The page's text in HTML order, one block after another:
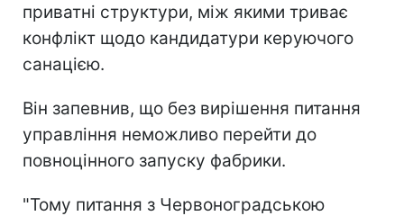
приватні структури, між якими триває
конфлікт щодо кандидатури керуючого
санацією.
Він запевнив, що без вирішення питання
управління неможливо перейти до
повноцінного запуску фабрики.
"Тому питання з Червоноградською